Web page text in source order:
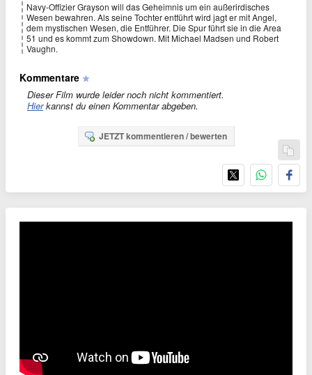
Navy-Offizier Grayson will das Geheimnis um ein außerirdisches
Wesen bewahren. Als seine Tochter entführt wird jagt er mit Angel,
dem mystischen Wesen, die Entführer. Die Spur führt sie in die Area
51 und es kommt zum Showdown. Mit Michael Madsen und Robert
Vaughn.
Kommentare
Dieser Film wurde leider noch nicht kommentiert.
Hierkannst du einen Kommentar abgeben.
JETZT kommentieren / bewerten